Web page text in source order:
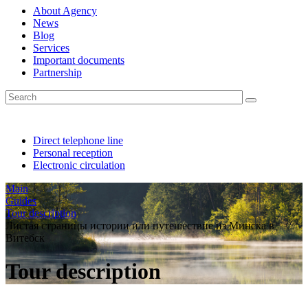
About Agency
News
Blog
Services
Important documents
Partnership
Direct telephone line
Personal reception
Electronic circulation
Main
Guides
Tour description
Листая страницы истории или путешествие из Минска в
Витебск
Tour description